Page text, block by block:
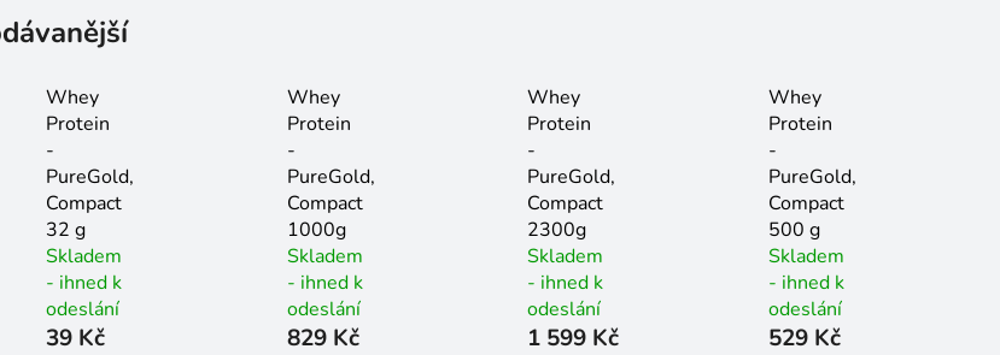
Whey
Protein
-
PureGold,
Compact
32 g
Skladem
- ihned k
odeslání
39 Kč
Whey
Protein
-
PureGold,
Compact
1000g
Skladem
- ihned k
odeslání
829 Kč
Whey
Protein
-
PureGold,
Compact
2300g
Skladem
- ihned k
odeslání
1 599 Kč
Whey
Protein
-
PureGold,
Compact
500 g
Skladem
- ihned k
odeslání
529 Kč